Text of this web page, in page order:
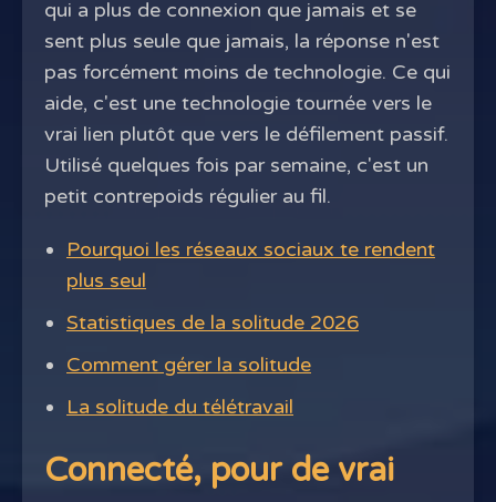
qui a plus de connexion que jamais et se
sent plus seule que jamais, la réponse n'est
pas forcément moins de technologie. Ce qui
aide, c'est une technologie tournée vers le
vrai lien plutôt que vers le défilement passif.
Utilisé quelques fois par semaine, c'est un
petit contrepoids régulier au fil.
Pourquoi les réseaux sociaux te rendent
plus seul
Statistiques de la solitude 2026
Comment gérer la solitude
La solitude du télétravail
Connecté, pour de vrai